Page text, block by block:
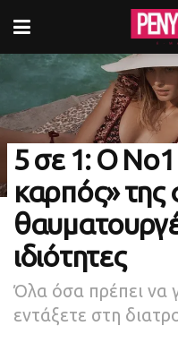
5 σε 1: Ο
καρπός» της
ιδιότητες
Όλα όσα πρέπει να
εντάξετε στη